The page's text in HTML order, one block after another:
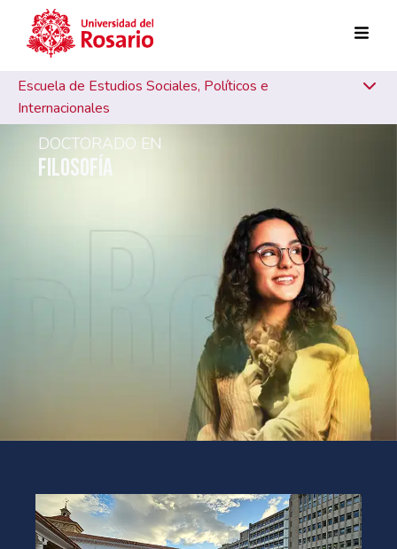
Skip to main content
Escuela de Estudios Sociales, Políticos e
Internacionales
DOCTORADO EN
FILOSOFÍA